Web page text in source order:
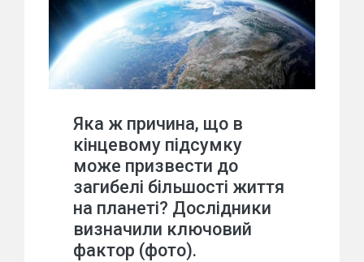
Яка ж причина, що в
кінцевому підсумку
може призвести до
загибелі більшості життя
на планеті? Дослідники
визначили ключовий
фактор (фото).